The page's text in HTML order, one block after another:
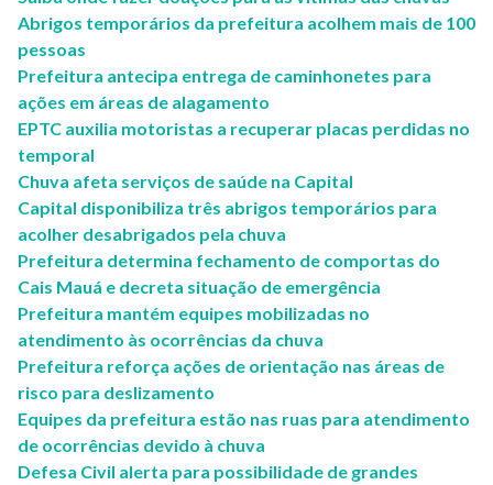
Abrigos temporários da prefeitura acolhem mais de 100
pessoas
Prefeitura antecipa entrega de caminhonetes para
ações em áreas de alagamento
EPTC auxilia motoristas a recuperar placas perdidas no
temporal
Chuva afeta serviços de saúde na Capital
Capital disponibiliza três abrigos temporários para
acolher desabrigados pela chuva
Prefeitura determina fechamento de comportas do
Cais Mauá e decreta situação de emergência
Prefeitura mantém equipes mobilizadas no
atendimento às ocorrências da chuva
Prefeitura reforça ações de orientação nas áreas de
risco para deslizamento
Equipes da prefeitura estão nas ruas para atendimento
de ocorrências devido à chuva
Defesa Civil alerta para possibilidade de grandes